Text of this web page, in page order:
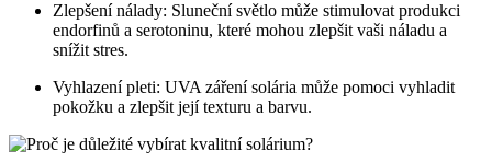
Zlepšení nálady: Sluneční světlo může ⁣stimulovat produkci
endorfinů a serotoninu, které mohou zlepšit vaši náladu a
snížit stres.
Vyhlazení pleti: UVA záření solária může pomoci vyhladit
pokožku a zlepšit její‌ texturu a barvu.